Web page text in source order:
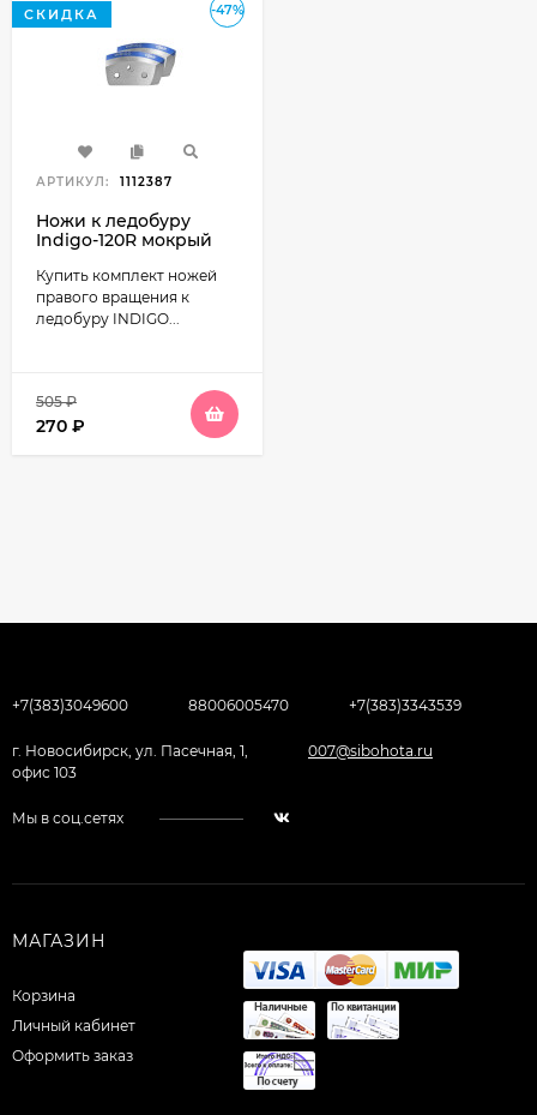
-47%
СКИДКА
АРТИКУЛ: 1112387
Ножи к ледобуру
Indigo-120R мокрый
Купить комплект ножей
правого вращения к
ледобуру INDIGO...
505₽
270 ₽
+7(383)3049600 88006005470 +7(383)3343539
г. Новосибирск, ул. Пасечная, 1,
офис 103
007@sibohota.ru
Мы в соц.сетях
МАГАЗИН
Корзина
Личный кабинет
Оформить заказ